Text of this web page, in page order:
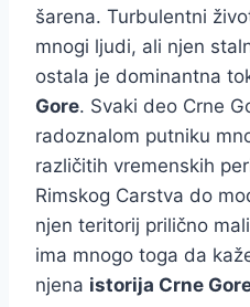
šarena. Turbulentni
mnogi ljudi, ali njen
ostala je dominantna
Gore. Svaki deo Crne
radoznalom putniku
različitih vremenskih
Rimskog Carstva do
njen teritorij prilično
ima mnogo toga da
njena istorija Crne